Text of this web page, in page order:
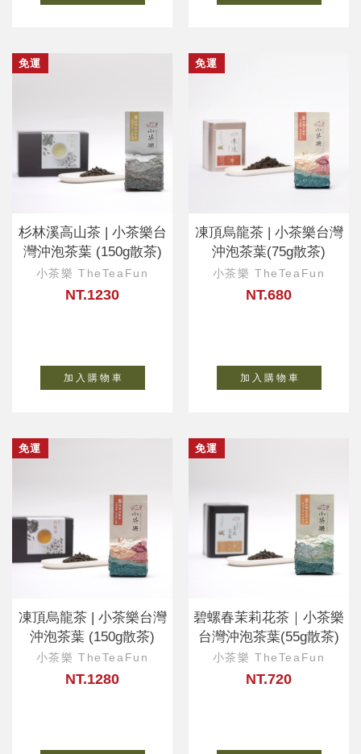
免運
杉林溪高山茶 | 小茶樂台
灣沖泡茶葉 (150g散茶)
小茶樂 TheTeaFun
NT.1230
加 入 購 物 車
免運
凍頂烏龍茶 | 小茶樂台灣
沖泡茶葉(75g散茶)
小茶樂 TheTeaFun
NT.680
加 入 購 物 車
免運
凍頂烏龍茶 | 小茶樂台灣
沖泡茶葉 (150g散茶)
小茶樂 TheTeaFun
NT.1280
免運
碧螺春茉莉花茶｜小茶樂
台灣沖泡茶葉(55g散茶)
小茶樂 TheTeaFun
NT.720